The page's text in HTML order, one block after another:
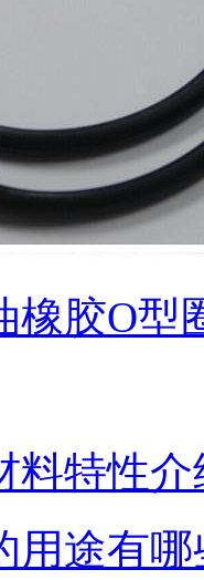
橡胶O型
料特性介
用途有哪